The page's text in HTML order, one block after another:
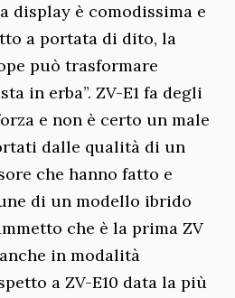
display è comodissima e
a portata di dito, la
può trasformare
in erba”. ZV-E1 fa degli
e non è certo un male
dalle qualità di un
che hanno fatto e
di un modello ibrido
che è la prima ZV
in modalità
a ZV-E10 data la più